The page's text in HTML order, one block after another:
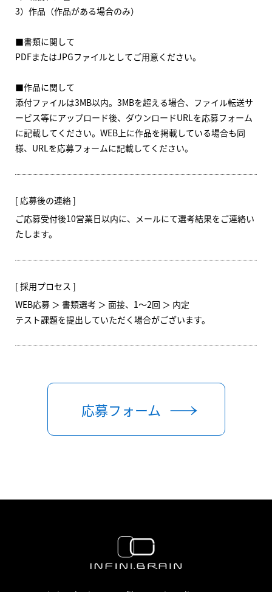
3）作品（作品がある場合のみ）
■書類に関して
PDFまたはJPGファイルとしてご用意ください。
■作品に関して
添付ファイルは3MB以内。3MBを超える場合、ファイル転送サ
ービス等にアップロード後、ダウンロードURLを応募フォーム
に記載してください。WEB上に作品を掲載している場合も同
様、URLを応募フォームに記載してください。
応募後の連絡
ご応募受付後10営業日以内に、メールにて選考結果をご連絡い
たします。
採用プロセス
WEB応募 ＞ 書類選考 ＞ 面接、1～2回 ＞ 内定
テスト課題を提出していただく場合がございます。
応募フォーム